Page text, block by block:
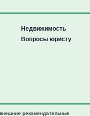
Недвижимость
Вопросы юристу
рекомендательные